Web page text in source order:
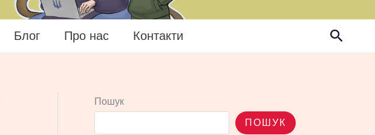
Блог Про нас Контакти Пошук
Пошук
ПОШУК